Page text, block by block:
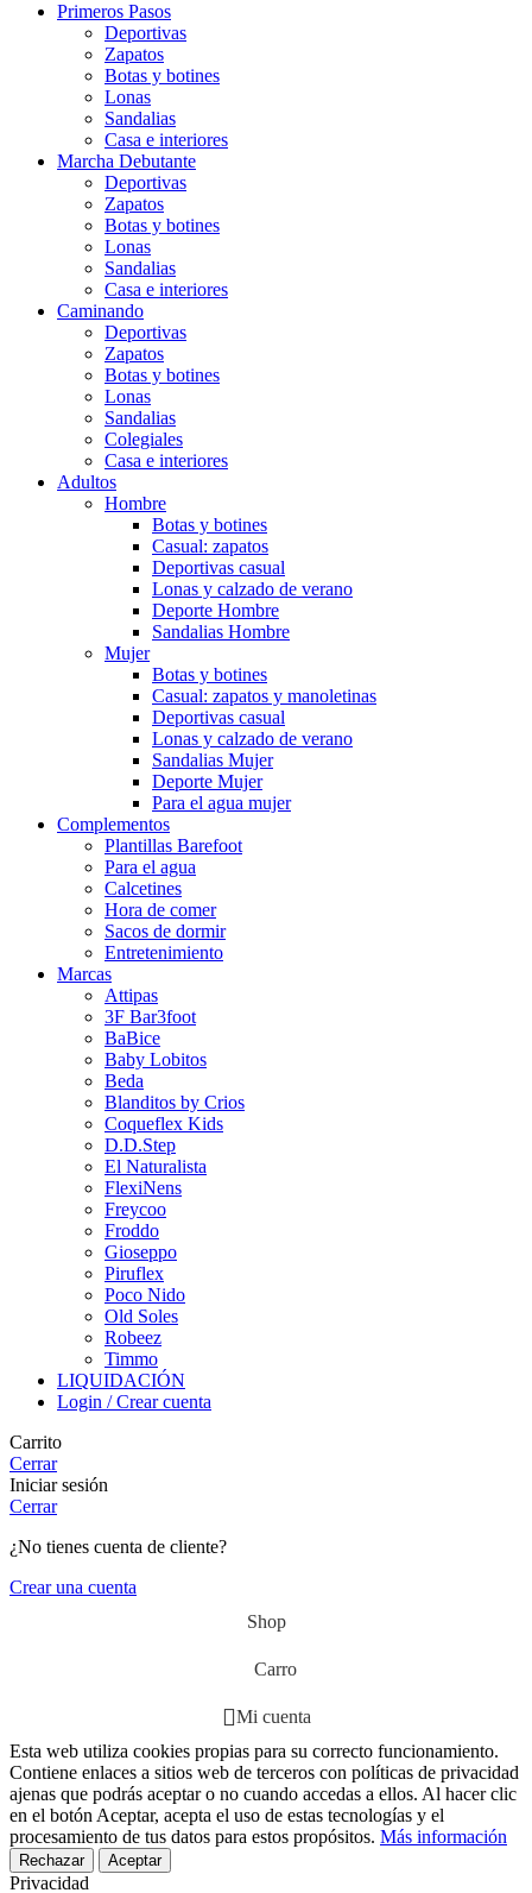
Primeros Pasos
Deportivas
Zapatos
Botas y botines
Lonas
Sandalias
Casa e interiores
Marcha Debutante
Deportivas
Zapatos
Botas y botines
Lonas
Sandalias
Casa e interiores
Caminando
Deportivas
Zapatos
Botas y botines
Lonas
Sandalias
Colegiales
Casa e interiores
Adultos
Hombre
Botas y botines
Casual: zapatos
Deportivas casual
Lonas y calzado de verano
Deporte Hombre
Sandalias Hombre
Mujer
Botas y botines
Casual: zapatos y manoletinas
Deportivas casual
Lonas y calzado de verano
Sandalias Mujer
Deporte Mujer
Para el agua mujer
Complementos
Plantillas Barefoot
Para el agua
Calcetines
Hora de comer
Sacos de dormir
Entretenimiento
Marcas
Attipas
3F Bar3foot
BaBice
Baby Lobitos
Beda
Blanditos by Crios
Coqueflex Kids
D.D.Step
El Naturalista
FlexiNens
Freycoo
Froddo
Gioseppo
Piruflex
Poco Nido
Old Soles
Robeez
Timmo
LIQUIDACIÓN
Login / Crear cuenta
Carrito
Cerrar
Iniciar sesión
Cerrar
¿No tienes cuenta de cliente?
Crear una cuenta
Shop
Carro
Mi cuenta
Esta web utiliza cookies propias para su correcto funcionamiento.
Contiene enlaces a sitios web de terceros con políticas de privacidad
ajenas que podrás aceptar o no cuando accedas a ellos. Al hacer clic
en el botón Aceptar, acepta el uso de estas tecnologías y el
procesamiento de tus datos para estos propósitos. Más información
Rechazar Aceptar
Privacidad